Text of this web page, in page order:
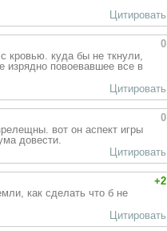
Цитировать
0
кровью. куда бы не ткнули,
изрядно повоевавшее все в
Цитировать
0
вот он аспект игры
довести.
Цитировать
+2
как сделать что б не
Цитировать